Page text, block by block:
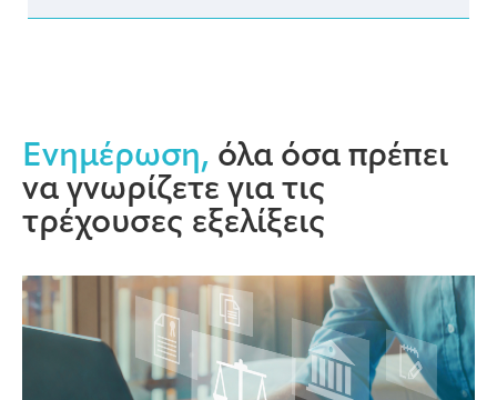
Ενημέρωση, όλα όσα πρέπει
να γνωρίζετε για τις
τρέχουσες εξελίξεις